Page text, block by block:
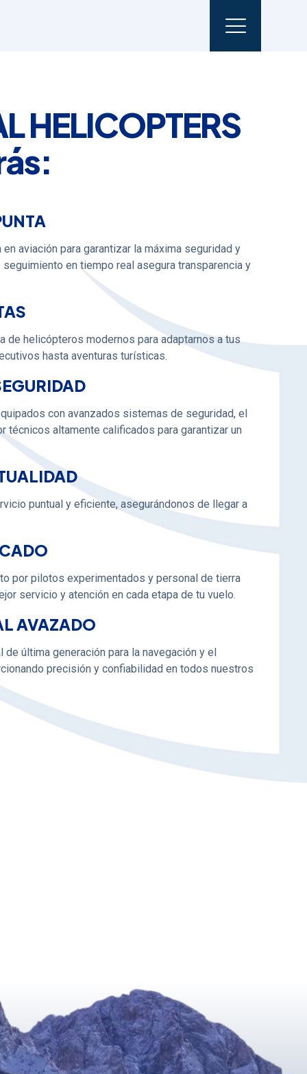
HELICOPTERS
aviación para garantizar la máxima seguridad y
en tiempo real asegura transparencia y
de helicópteros modernos para adaptarnos a tus
hasta aventuras turísticas.
con avanzados sistemas de seguridad, el
técnicos altamente calificados para garantizar un
puntual y eficiente, asegurándonos de llegar a
por pilotos experimentados y personal de tierra
servicio y atención en cada etapa de tu vuelo.
AVAZADO
última generación para la navegación y el
precisión y confiabilidad en todos nuestros